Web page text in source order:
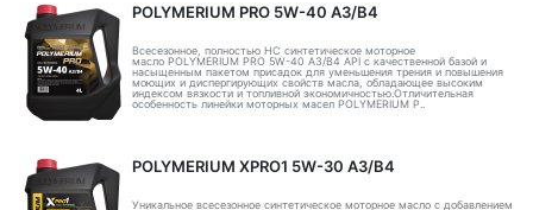
POLYMERIUM PRO 5W-40 A3/B4
Всесезонное, полностью HC синтетическое моторное
масло POLYMERIUM PRO 5W-40 A3/B4 API с качественной базой и
насыщенным пакетом присадок для уменьшения трения и повышения
моющих и диспергирующих свойств масла, обладающее высоким
индексом вязкости и топливной экономичностью.Отличительная
особенность линейки моторных масел POLYMERIUM P..
POLYMERIUM XPRO1 5W-30 A3/B4
Уникальное всесезонное синтетическое моторное масло с добавлением